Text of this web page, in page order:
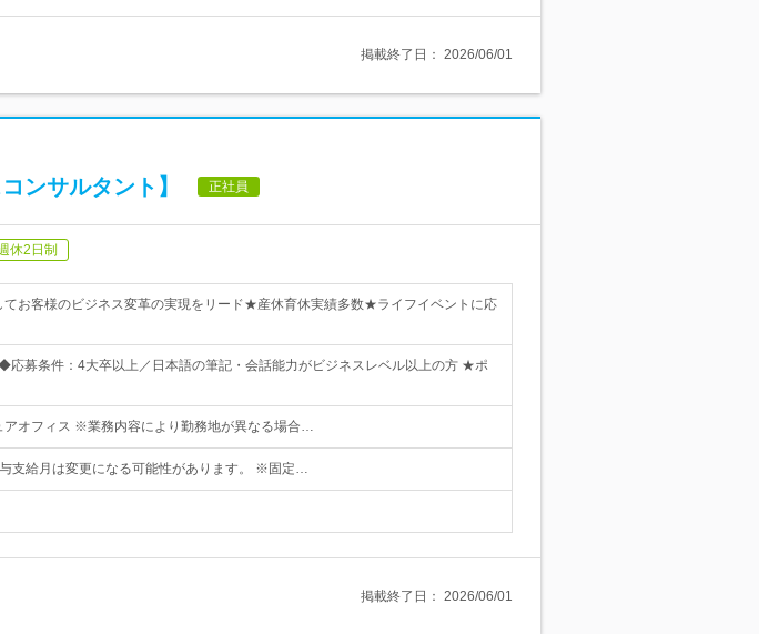
掲載終了日： 2026/06/01
ンサルタント】 正社員
休2日制
お客様のビジネス変革の実現をリード★産休育休実績多数★ライフイベントに応
募条件：4大卒以上／日本語の筆記・会話能力がビジネスレベル以上の方 ★ポ
アオフィス ※業務内容により勤務地が異なる場合…
支給月は変更になる可能性があります。 ※固定…
掲載終了日： 2026/06/01